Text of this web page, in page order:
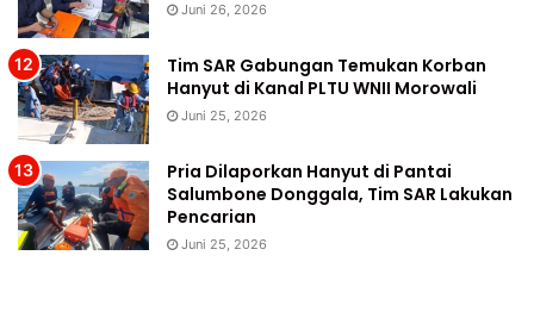
Juni 26, 2026
Tim SAR Gabungan Temukan Korban
Hanyut di Kanal PLTU WNII Morowali
Juni 25, 2026
Pria Dilaporkan Hanyut di Pantai
Salumbone Donggala, Tim SAR Lakukan
Pencarian
Juni 25, 2026